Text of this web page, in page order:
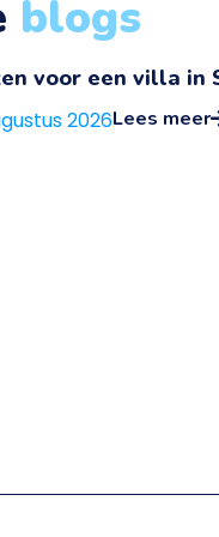
blogs
voor een villa in
2026Lees meer